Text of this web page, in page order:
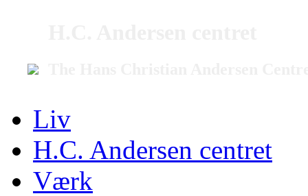
Liv
H.C. Andersen centret
Værk